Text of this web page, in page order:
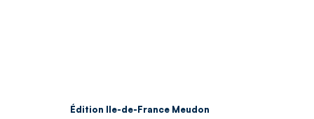
Édition Ile-de-France Meudon